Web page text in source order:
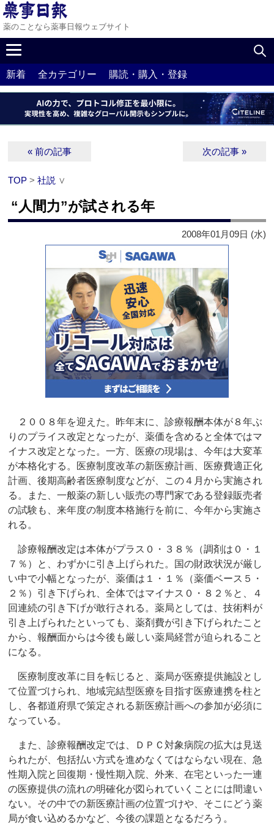
薬のことなら薬事日報ウェブサイト
新着 全カテゴリー 購読・購入・登録
« 前の記事 次の記事 »
TOP >社説 ∨
“人間力”が試される年
2008年01月09日 (水)
２００８年を迎えた。昨年末に、診療報酬本体が８年ぶ
りのプライス改定となったが、薬価を含めると全体ではマ
イナス改定となった。一方、医療の現場は、今年は大変革
が本格化する。医療制度改革の新医療計画、医療費適正化
計画、後期高齢者医療制度などが、この４月から実施され
る。また、一般薬の新しい販売の専門家である登録販売者
の試験も、来年度の制度本格施行を前に、今年から実施さ
れる。
診療報酬改定は本体がプラス０・３８％（調剤は０・１
７％）と、わずかに引き上げられた。国の財政状況が厳し
い中で小幅となったが、薬価は１・１％（薬価ベース５・
２％）引き下げられ、全体ではマイナス０・８２％と、４
回連続の引き下げが敢行される。薬局としては、技術料が
引き上げられたといっても、薬剤費が引き下げられたこと
から、報酬面からは今後も厳しい薬局経営が迫られること
になる。
医療制度改革に目を転じると、薬局が医療提供施設とし
て位置づけられ、地域完結型医療を目指す医療連携を柱と
し、各都道府県で策定される新医療計画への参加が必須に
なっている。
また、診療報酬改定では、ＤＰＣ対象病院の拡大は見送
られたが、包括払い方式を進めなくてはならない現在、急
性期入院と回復期・慢性期入院、外来、在宅といった一連
の医療提供の流れの明確化が図られていくことには間違い
ない。その中での新医療計画の位置づけや、そこにどう薬
局が食い込めるかなど、今後の課題となるだろう。